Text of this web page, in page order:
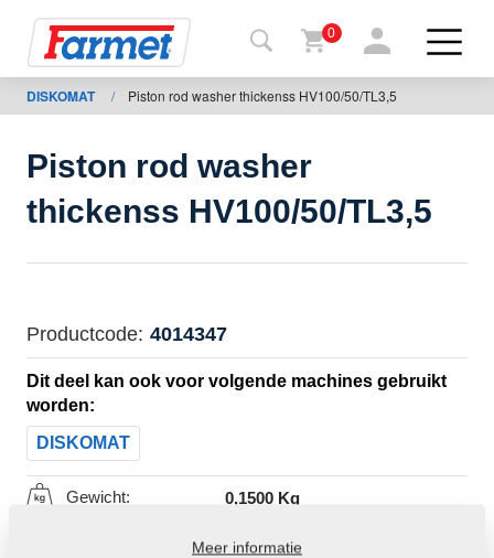
Terug
naar de
downloaden
0
DISKOMAT / Piston rod washer thickenss HV100/50/TL3,5
Piston rod washer
thickenss HV100/50/TL3,5
Productcode: 4014347
Dit deel kan ook voor volgende machines gebruikt
worden:
DISKOMAT
Gewicht: 0,1500 Kg
Meer informatie